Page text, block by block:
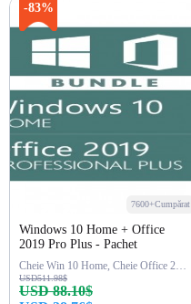
-83%
7600+Cumpărat
Windows 10 Home + Office
2019 Pro Plus - Pachet
Cheie Win 10 Home, Cheie Office 2019 Pro
USD511.98$
USD 88.10$